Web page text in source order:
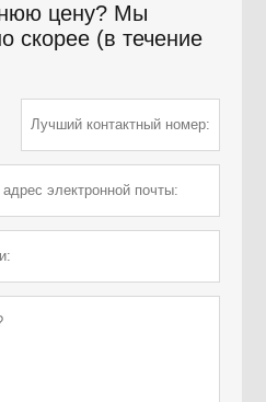
цену? Мы
скорее (в течение